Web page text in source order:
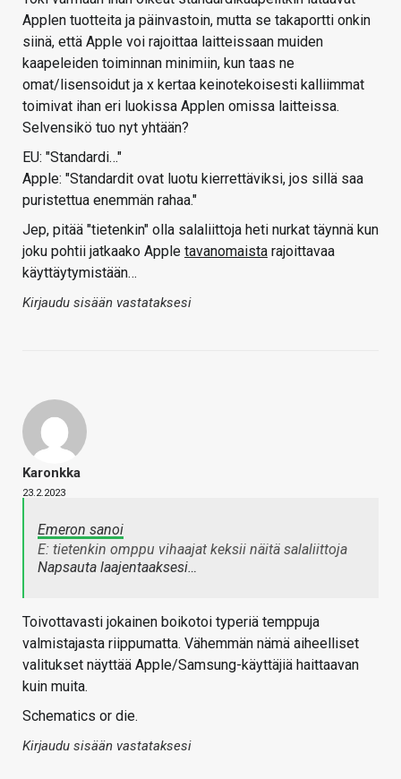
Applen tuotteita ja päinvastoin, mutta se takaportti onkin
siinä, että Apple voi rajoittaa laitteissaan muiden
kaapeleiden toiminnan minimiin, kun taas ne
omat/lisensoidut ja x kertaa keinotekoisesti kalliimmat
toimivat ihan eri luokissa Applen omissa laitteissa.
Selvensikö tuo nyt yhtään?
EU: "Standardi…"
Apple: "Standardit ovat luotu kierrettäviksi, jos sillä saa
puristettua enemmän rahaa."
Jep, pitää "tietenkin" olla salaliittoja heti nurkat täynnä kun
joku pohtii jatkaako Apple tavanomaista rajoittavaa
käyttäytymistään…
Kirjaudu sisään vastataksesi
Karonkka
23.2.2023
Emeron sanoi
E: tietenkin omppu vihaajat keksii näitä salaliittoja
Napsauta laajentaaksesi…
Toivottavasti jokainen boikotoi typeriä temppuja
valmistajasta riippumatta. Vähemmän nämä aiheelliset
valitukset näyttää Apple/Samsung-käyttäjiä haittaavan
kuin muita.
Schematics or die.
Kirjaudu sisään vastataksesi